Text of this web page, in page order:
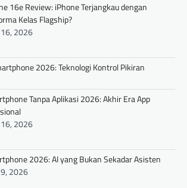
16e Review: iPhone Terjangkau dengan
Kelas Flagship?
2026
2026: Teknologi Kontrol Pikiran
Tanpa Aplikasi 2026: Akhir Era App
2026
2026: AI yang Bukan Sekadar Asisten
2026